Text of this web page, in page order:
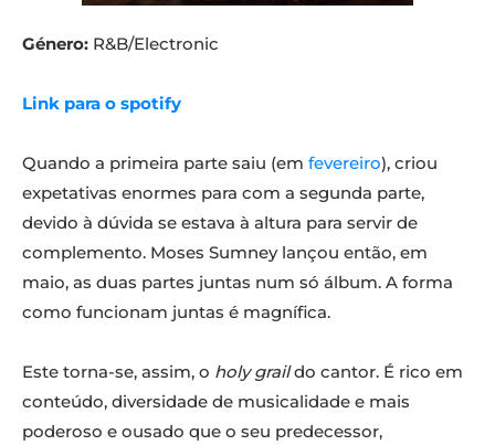
Género: R&B/Electronic
Link para o spotify
Quando a primeira parte saiu (em fevereiro), criou
expetativas enormes para com a segunda parte,
devido à dúvida se estava à altura para servir de
complemento. Moses Sumney lançou então, em
maio, as duas partes juntas num só álbum. A forma
como funcionam juntas é magnífica.
Este torna-se, assim, o holy graildo cantor. É rico em
conteúdo, diversidade de musicalidade e mais
poderoso e ousado que o seu predecessor,